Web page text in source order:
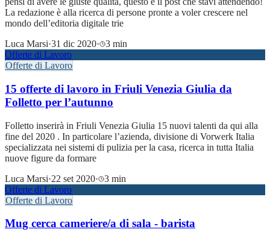
La redazione è alla ricerca di persone pronte a voler crescere nel
mondo dell’editoria digitale trie
Luca Marsi·31 dic 2020·
3 min
Offerte di Lavoro
Offerte di Lavoro
15 offerte di lavoro in Friuli Venezia Giulia da
Folletto per l’autunno
Folletto inserirà in Friuli Venezia Giulia 15 nuovi talenti da qui alla
fine del 2020 . In particolare l’azienda, divisione di Vorwerk Italia
specializzata nei sistemi di pulizia per la casa, ricerca in tutta Italia
nuove figure da formare
Luca Marsi·22 set 2020·
3 min
Offerte di Lavoro
Offerte di Lavoro
Mug cerca cameriere/a di sala - barista